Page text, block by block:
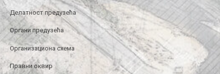
Делатност предузећа
Органи предузећа
Организациона схема
Правни оквир